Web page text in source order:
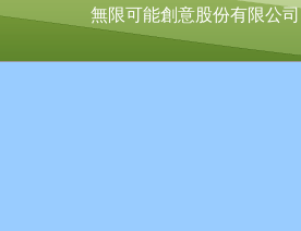
無限可能創意股份有限公